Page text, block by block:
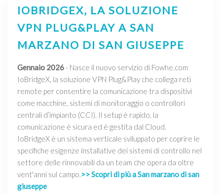
IOBRIDGEX, LA SOLUZIONE
VPN PLUG&PLAY A SAN
MARZANO DI SAN GIUSEPPE
Gennaio 2026- Nasce il nuovo servizio di Fowhe.com
IoBridgeX, la soluzione VPN Plug&Play che collega reti
remote per consentire la comunicazione tra dispositivi
come macchine, sistemi di monitoraggio o controllori
centrali d’impianto (CCI). Il setup è rapido, la
comunicazione è sicura ed è gestita dal Cloud.
IoBridgeX è un sistema verticale sviluppato per coprire le
specifiche esigenze installative dei sistemi di controllo nel
settore delle rinnovabili da un team che opera da oltre
vent'anni sul campo.>> Scopri di più a San marzano di san
giuseppe